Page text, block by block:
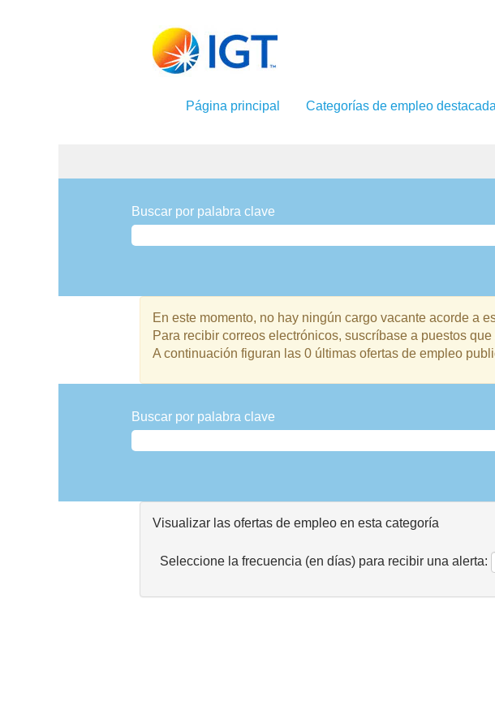
Página principal Categorías de empleo
Marketing
Buscar por palabra clave
En este momento, no hay ningún cargo vacante acorde a
Para recibir correos electrónicos, suscríbase a puestos
A continuación figuran las 0 últimas ofertas de empleo
Buscar por palabra clave
Visualizar las ofertas de empleo en esta categoría
Seleccione la frecuencia (en días) para recibir una alerta: